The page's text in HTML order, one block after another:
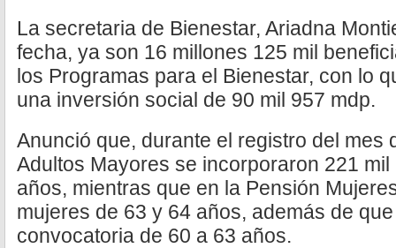
La secretaria de Bienestar, Ariadna
fecha, ya son 16 millones 125 mil
los Programas para el Bienestar, con lo
una inversión social de 90 mil 957 mdp.
Anunció que, durante el registro del mes
Adultos Mayores se incorporaron 221
años, mientras que en la Pensión
mujeres de 63 y 64 años, además de
convocatoria de 60 a 63 años.